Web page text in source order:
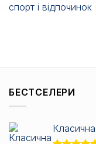
спорт і відпочинок
БЕСТСЕЛЕРИ